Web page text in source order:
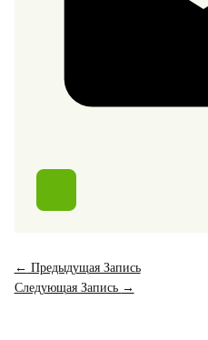
← Предыдущая Запись
Следующая Запись →